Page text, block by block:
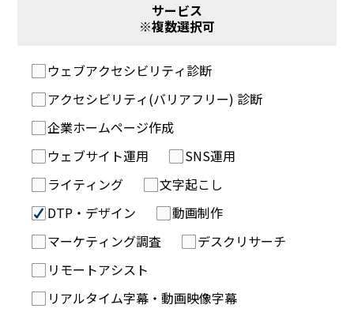
サービス
※複数選択可
ウェブアクセシビリティ診断
アクセシビリティ(バリアフリー) 診断
企業ホームページ作成
ウェブサイト運用
SNS運用
ライティング
文字起こし
DTP・デザイン
動画制作
マーケティング調査
デスクリサーチ
リモートアシスト
リアルタイム字幕・動画映像字幕